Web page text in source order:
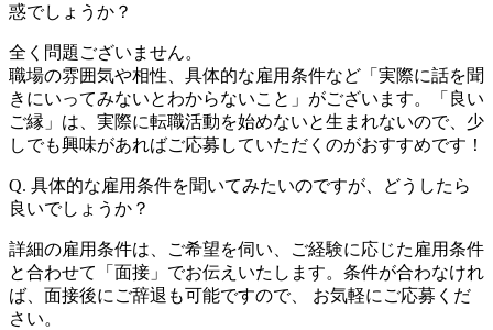
惑でしょうか？
全く問題ございません。
職場の雰囲気や相性、具体的な雇用条件など「実際に話を聞
きにいってみないとわからないこと」がございます。「良い
ご縁」は、実際に転職活動を始めないと生まれないので、少
しでも興味があればご応募していただくのがおすすめです！
Q. 具体的な雇用条件を聞いてみたいのですが、どうしたら
良いでしょうか？
詳細の雇用条件は、ご希望を伺い、ご経験に応じた雇用条件
と合わせて「面接」でお伝えいたします。条件が合わなけれ
ば、面接後にご辞退も可能ですので、 お気軽にご応募くだ
さい。